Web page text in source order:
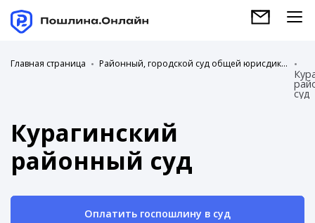
Главная страница Районный, городской суд общей юрисдикции
суд
Курагинский
районный суд
Оплатить госпошлину в суд